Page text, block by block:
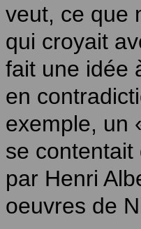
veut, ce que
qui croyait
fait une idée
en
exemple, un
se
par Henri
oeuvres de